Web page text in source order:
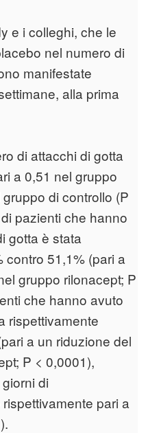
e i colleghi, che le
nel numero di
manifestate
alla prima
di attacchi di gotta
a 0,51 nel gruppo
di controllo (P
pazienti che hanno
gotta è stata
contro 51,1% (pari a
gruppo rilonacept; P
che hanno avuto
rispettivamente
a un riduzione del
P < 0,0001),
di
pari a